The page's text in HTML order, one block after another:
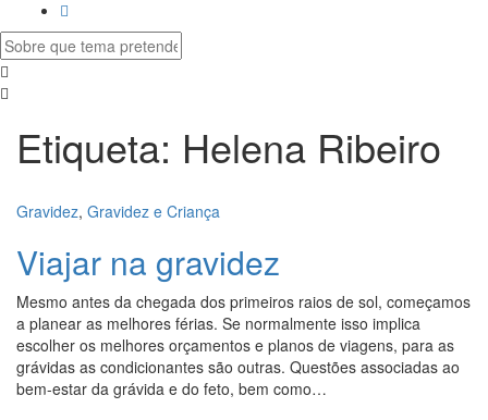
Etiqueta: Helena Ribeiro
Gravidez, Gravidez e Criança
Viajar na gravidez
Mesmo antes da chegada dos primeiros raios de sol, começamos
a planear as melhores férias. Se normalmente isso implica
escolher os melhores orçamentos e planos de viagens, para as
grávidas as condicionantes são outras. Questões associadas ao
bem-estar da grávida e do feto, bem como…